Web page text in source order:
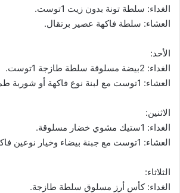
الغداء: سلطة تونة بدون زيت 1توست.
العشاء: سلطة فاكهة عصير برتقال.
الأحد:
الغداء: 2بيضة مسلوقة سلطة طازجة 1توست.
العشاء: 1توست مع لبنة نوع فاكهة أو شوربة طماطم 1توست.
الاثنين:
الغداء: 1ستيك مشوي خضار مسلوقة.
العشاء: 1توست مع جبنة بيضاء وخيار نوعين فاكهة.
الثلاثاء:
الغداء: كأس أرز مسلوق سلطة طازجة.